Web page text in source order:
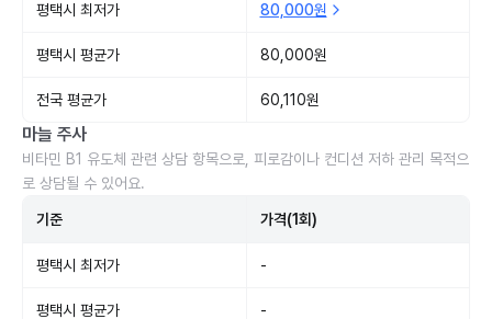
평택시 최저가 80,000원
평택시 평균가 80,000원
전국 평균가 60,110원
마늘 주사
비타민 B1 유도체 관련 상담 항목으로, 피로감이나 컨디션 저하 관리 목적으
로 상담될 수 있어요.
기준 가격(1회)
평택시 최저가 -
평택시 평균가 -